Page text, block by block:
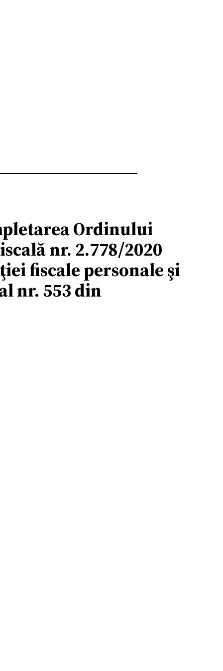
Ordinului
nr. 2.778/2020
fiscale personale şi
nr. 553 din